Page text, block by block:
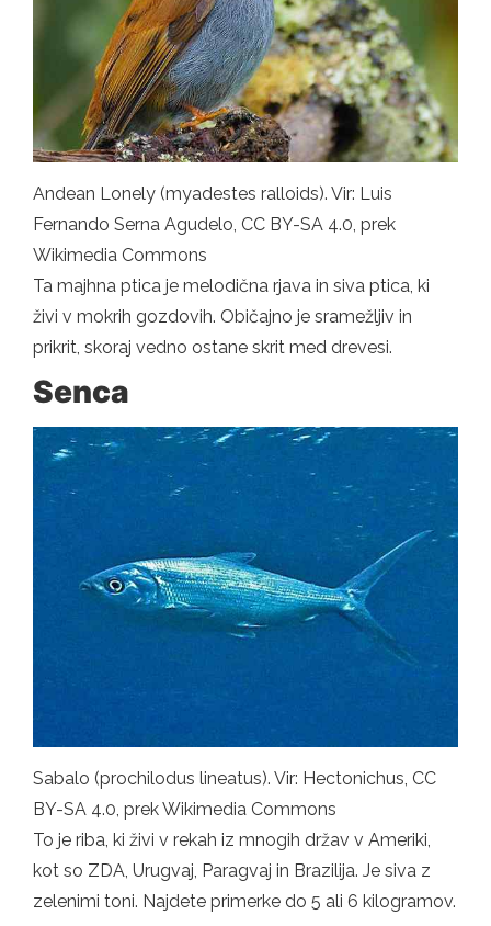
Andean Lonely (myadestes ralloids). Vir: Luis
Fernando Serna Agudelo, CC BY-SA 4.0, prek
Wikimedia Commons
Ta majhna ptica je melodična rjava in siva ptica, ki
živi v mokrih gozdovih. Običajno je sramežljiv in
prikrit, skoraj vedno ostane skrit med drevesi.
Senca
Sabalo (prochilodus lineatus). Vir: Hectonichus, CC
BY-SA 4.0, prek Wikimedia Commons
To je riba, ki živi v rekah iz mnogih držav v Ameriki,
kot so ZDA, Urugvaj, Paragvaj in Brazilija. Je siva z
zelenimi toni. Najdete primerke do 5 ali 6 kilogramov.